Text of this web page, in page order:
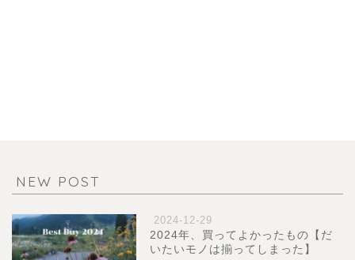
NEW POST
2024-12-29
2024年、買ってよかったもの【だ
いたいモノは揃ってしまった】